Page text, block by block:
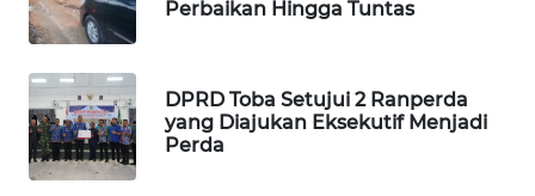
Perbaikan Hingga Tuntas
DPRD Toba Setujui 2 Ranperda
yang Diajukan Eksekutif Menjadi
Perda
KARING
NEWS
JURNAL
MARITIM